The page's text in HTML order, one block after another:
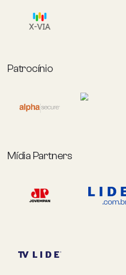
Patrocínio
Mídia Partners